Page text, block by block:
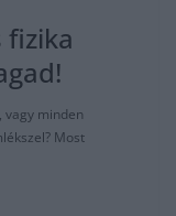
fizika
vagy minden
Most